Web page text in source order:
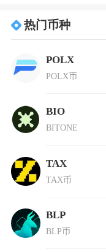
热门币种
POLX
POLX币
BIO
BITONE
TAX
TAX币
BLP
BLP币